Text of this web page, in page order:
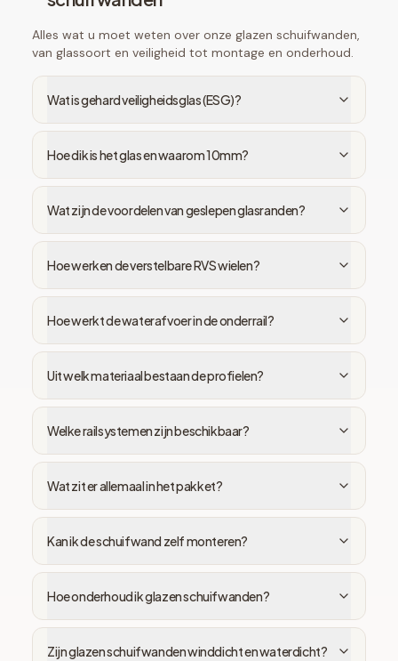
Alles wat u moet weten over onze glazen schuifwanden,
van glassoort en veiligheid tot montage en onderhoud.
Wat is gehard veiligheidsglas (ESG)?
Hoe dik is het glas en waarom 10mm?
Wat zijn de voordelen van geslepen glasranden?
Hoe werken de verstelbare RVS wielen?
Hoe werkt de waterafvoer in de onderrail?
Uit welk materiaal bestaan de profielen?
Welke railsystemen zijn beschikbaar?
Wat zit er allemaal in het pakket?
Kan ik de schuifwand zelf monteren?
Hoe onderhoud ik glazen schuifwanden?
Zijn glazen schuifwanden winddicht en waterdicht?